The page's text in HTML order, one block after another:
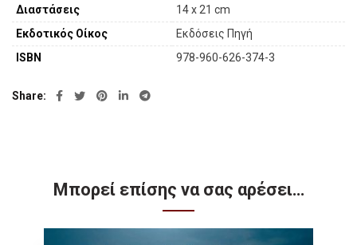
Διαστάσεις
14 x 21 cm
Εκδοτικός Οίκος
Εκδόσεις Πηγή
ISBN
978-960-626-374-3
Share
Μπορεί επίσης να σας αρέσει…